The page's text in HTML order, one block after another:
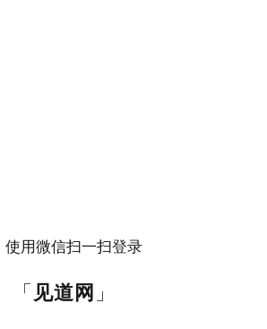
使用微信扫一扫登录
「 见道网 」